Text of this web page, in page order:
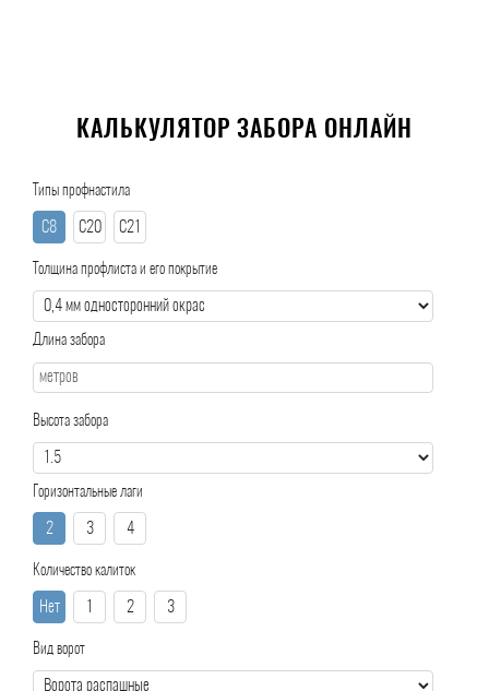
КАЛЬКУЛЯТОР ЗАБОРА ОНЛАЙН
Типы профнастила
С8 С20 С21
Толщина профлиста и его покрытие
Длина забора
Высота забора
Горизонтальные лаги
2 3 4
Количество калиток
Нет 2 3
Вид ворот